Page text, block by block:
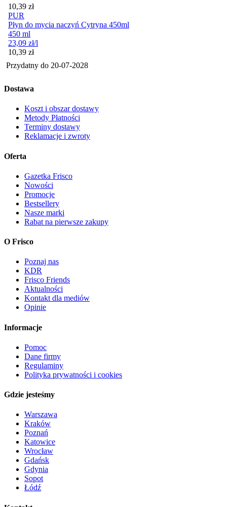
Cena
10,39 zł
PUR
Płyn do mycia naczyń Cytryna 450ml
450 ml
23,09 zł/l
Cena
10,39 zł
Przydatny do 20-07-2028
Dostawa
Koszt i obszar dostawy
Metody Płatności
Terminy dostawy
Reklamacje i zwroty
Oferta
Gazetka Frisco
Nowości
Promocje
Bestsellery
Nasze marki
Rabat na pierwsze zakupy
O Frisco
Poznaj nas
KDR
Frisco Friends
Aktualności
Kontakt dla mediów
Opinie
Informacje
Pomoc
Dane firmy
Regulaminy
Polityka prywatności i cookies
Gdzie jesteśmy
Warszawa
Kraków
Poznań
Katowice
Wrocław
Gdańsk
Gdynia
Sopot
Łódź